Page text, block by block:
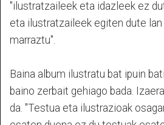
"ilustratzaileek eta idazleek ez
eta ilustratzaileek egiten dute
marraztu".
Baina album ilustratu bat ipuin
baino zerbait gehiago bada.
da. "Testua eta ilustrazioak